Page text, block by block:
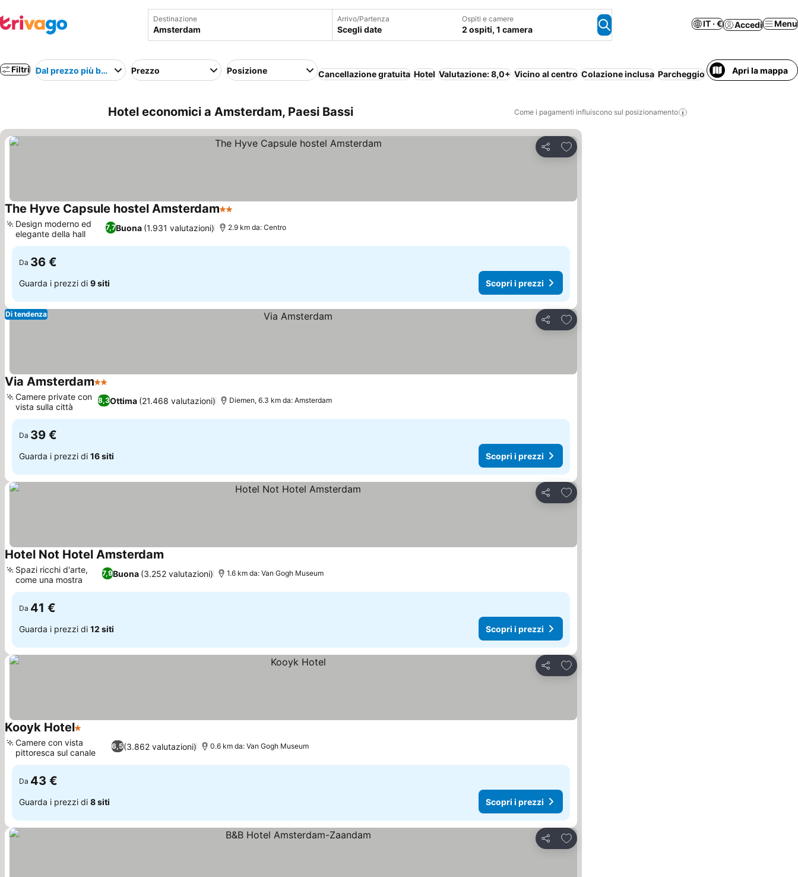
Destinazione Arrivo/Partenza
Scegli date
Ospiti e camere
2 ospiti, 1 camera
IT · € Accedi Menu
Filtri Dal prezzo più basso Prezzo Posizione Cancellazione gratuita Hotel Valutazione: 8,0+ Vicino al centro Colazione inclusa Parcheggio Aparthotel Aria
Apri la mappa
Hotel economici a Amsterdam, Paesi Bassi Come i pagamenti influiscono sul posizionamento
Condividi
Aggiungi ai preferiti
The Hyve Capsule hostel Amsterdam2 Stelle
7,7Buona (1.931 valutazioni)
Design moderno ed
elegante della hall
2.9 km da: Centro
Da 36 €
Guarda i prezzi di 9 siti Scopri i prezzi
Condividi
Aggiungi ai preferiti
Di tendenza
Via Amsterdam2 Stelle
8,3Ottima (21.468 valutazioni)
Camere private con
vista sulla città
Diemen, 6.3 km da: Amsterdam
Da 39 €
Guarda i prezzi di 16 siti Scopri i prezzi
Condividi
Aggiungi ai preferiti
Hotel Not Hotel Amsterdam
7,9Buona (3.252 valutazioni)
Spazi ricchi d'arte,
come una mostra
1.6 km da: Van Gogh Museum
Da 41 €
Guarda i prezzi di 12 siti Scopri i prezzi
Condividi
Aggiungi ai preferiti
Kooyk Hotel1 Stelle
6,5(3.862 valutazioni)
Camere con vista
pittoresca sul canale
0.6 km da: Van Gogh Museum
Da 43 €
Guarda i prezzi di 8 siti Scopri i prezzi
Condividi
Aggiungi ai preferiti